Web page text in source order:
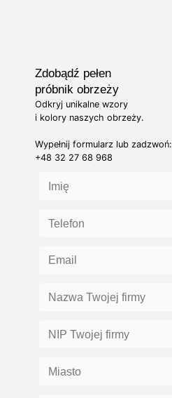
Zdobądź pełen
próbnik obrzeży
Odkryj unikalne wzory
i kolory naszych obrzeży.
Wypełnij formularz lub zadzwoń:
+48 32 27 68 968